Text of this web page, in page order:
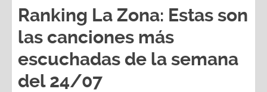
Ranking La Zona: Estas son
las canciones más
escuchadas de la semana
del 24/07